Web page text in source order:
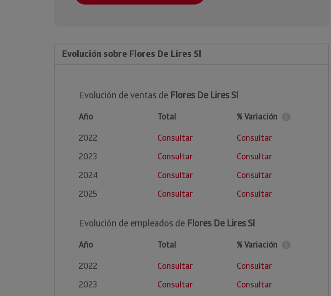
Evolución sobre Flores De Lires Sl
Evolución de ventas de Flores De Lires Sl
Año Total
% Variación
2022
Consultar
Consultar
2023
Consultar
Consultar
2024
Consultar
Consultar
2025
Consultar Consultar
Evolución de empleados de Flores De Lires Sl
Año Total
% Variación
2022
Consultar
Consultar
2023
Consultar
Consultar